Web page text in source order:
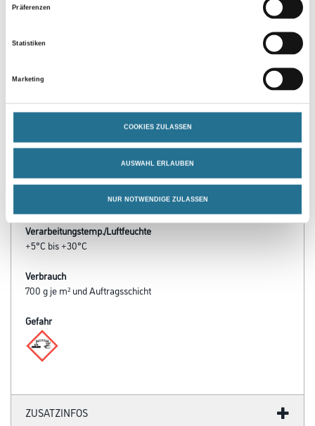
Präferenzen
Statistiken
Marketing
COOKIES ZULASSEN
AUSWAHL ERLAUBEN
NUR NOTWENDIGE ZULASSEN
PRODUKTEIGENSCHAFTEN
Produkteigenschaft
Deckenflächen
- Werkseitig eingefärbt in natürlichen Farbtönen
- Einfache Verarbeitung
- Basierend auf natürlichen Rohstoffen: fördert das natürliche
Raumklima
- Sehr gute Wasserdampfaufnahme und feuchteregulierende
Verarbeitungstemp./Luftfeuchte
+5°C bis +30°C
Verbrauch
700 g je m² und Auftragsschicht
Gefahr
ZUSATZINFOS